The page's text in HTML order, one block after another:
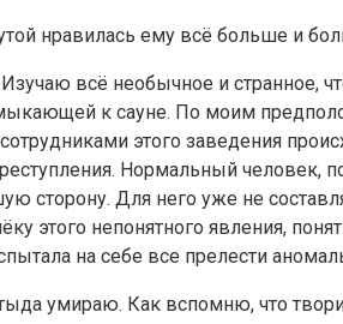
нравилась ему всё больше и
всё необычное и странное,
к сауне. По моим
этого заведения
Нормальный человек,
Для него уже не
этого непонятного явления,
на себе все прелести
умираю. Как вспомню, что